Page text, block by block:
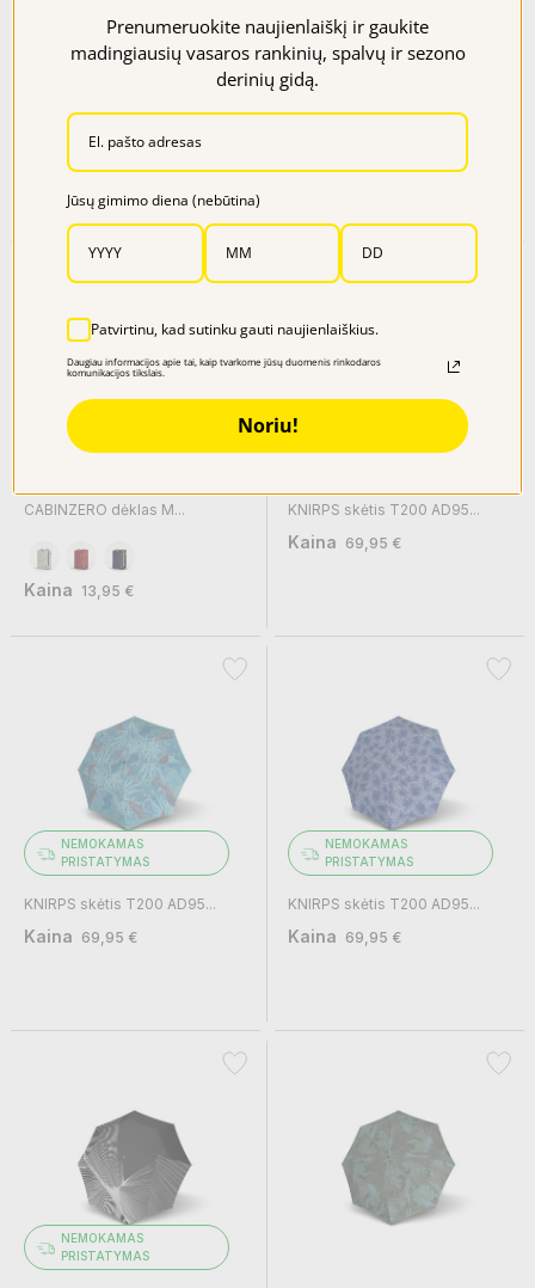
KNIRPS skėtis Fiber T21...
49,95 €
CABINZERO dėklas L...
CABINZERO dėklas M...
Kaina 13,95 €
KNIRPS skėtis T200 AD95...
Kaina 69,95 €
NEMOKAMAS
PRISTATYMAS
KNIRPS skėtis T200 AD95...
Kaina 69,95 €
NEMOKAMAS
PRISTATYMAS
KNIRPS skėtis T200 AD95...
Kaina 69,95 €
NEMOKAMAS
PRISTATYMAS
Prenumeruokite naujienlaiškį ir gaukite
madingiausių vasaros rankinių, spalvų ir sezono
derinių gidą.
Jūsų gimimo diena (nebūtina)
Patvirtinu, kad sutinku gauti naujienlaiškius.
Daugiau informacijos apie tai, kaip tvarkome jūsų duomenis rinkodaros
komunikacijos tikslais.
Noriu!